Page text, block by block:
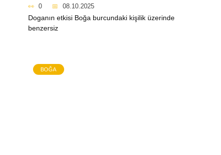
0 08.10.2025
Doganın etkisi Boğa burcundaki kişilik üzerinde
benzersiz
BOĞA